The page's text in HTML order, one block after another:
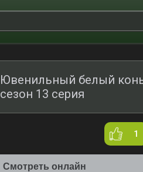
Ювенильный белый
сезон 13 серия
1
Смотреть онлайн